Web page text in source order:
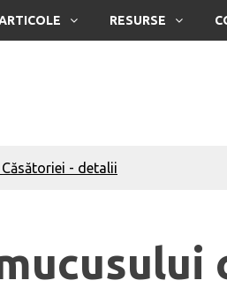
RESURSE
- detalii
și iubească nevasta
al rugăciunii